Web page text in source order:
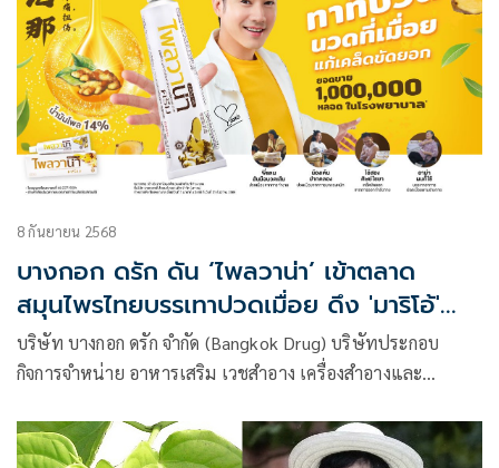
8 กันยายน 2568
บางกอก ดรัก ดัน ‘ไพลวาน่า’ เข้าตลาด
สมุนไพรไทยบรรเทาปวดเมื่อย ดึง 'มาริโอ้'
เป็นพรีเซ็นเตอร์ ถ่ายทอดไลฟ์สไตล์คนรุ่นใหม่
ดูแลตัวเองด้วยสมุนไพร
บริษัท บางกอก ดรัก จำกัด (Bangkok Drug) บริษัทประกอบ
กิจการจำหน่าย อาหารเสริม เวชสำอาง เครื่องสำอางและ